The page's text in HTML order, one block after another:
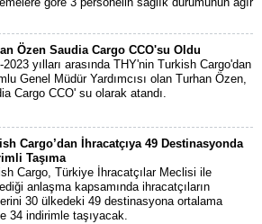
Özen Saudia Cargo CCO'su Oldu
2023 yılları arasında THY'nin Turkish Cargo'dan
Genel Müdür Yardımcısı olan Turhan Özen,
Cargo CCO' su olarak atandı.
Cargo’dan İhracatçıya 49 Destinasyonda
Taşıma
Cargo, Türkiye İhracatçılar Meclisi ile
anlaşma kapsamında ihracatçıların
30 ülkedeki 49 destinasyona ortalama
34 indirimle taşıyacak.